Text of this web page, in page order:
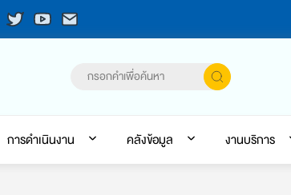
การดำเนินงาน คลังข้อมูล งานบริการ